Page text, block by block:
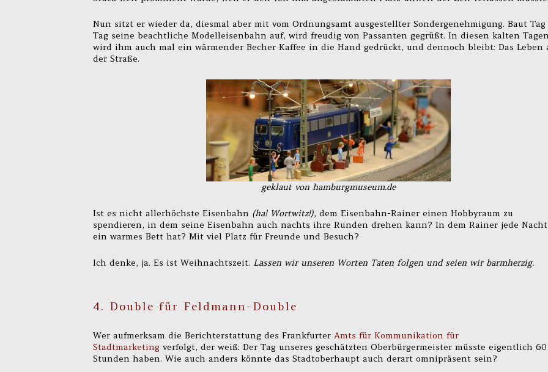
Nun sitzt er wieder da, diesmal aber mit vom Ordnungsamt ausgestellter Sondergenehmigung. Baut
Tag seine beachtliche Modelleisenbahn auf, wird freudig von Passanten gegrüßt. In diesen kalten
wird ihm auch mal ein wärmender Becher Kaffee in die Hand gedrückt, und dennoch bleibt: Das Leben
der Straße.
geklaut von hamburgmuseum.de
Ist es nicht allerhöchste Eisenbahn (ha! Wortwitz!), dem Eisenbahn-Rainer einen Hobbyraum zu
spendieren, in dem seine Eisenbahn auch nachts ihre Runden drehen kann? In dem Rainer jede Nacht
ein warmes Bett hat? Mit viel Platz für Freunde und Besuch?
Ich denke, ja. Es ist Weihnachtszeit. Lassen wir unseren Worten Taten folgen und seien wir barmherzig.
4. Double für Feldmann-Double
Wer aufmerksam die Berichterstattung des Frankfurter Amts für Kommunikation für
Stadtmarketing verfolgt, der weiß: Der Tag unseres geschätzten Oberbürgermeister müsste eigentlich 60
Stunden haben. Wie auch anders könnte das Stadtoberhaupt auch derart omnipräsent sein?